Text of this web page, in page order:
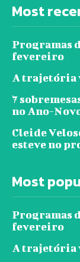
Most
Programas
fevereiro
A trajetória
7
no Ano-
Cleide
esteve no
Most
Programas
fevereiro
A trajetória